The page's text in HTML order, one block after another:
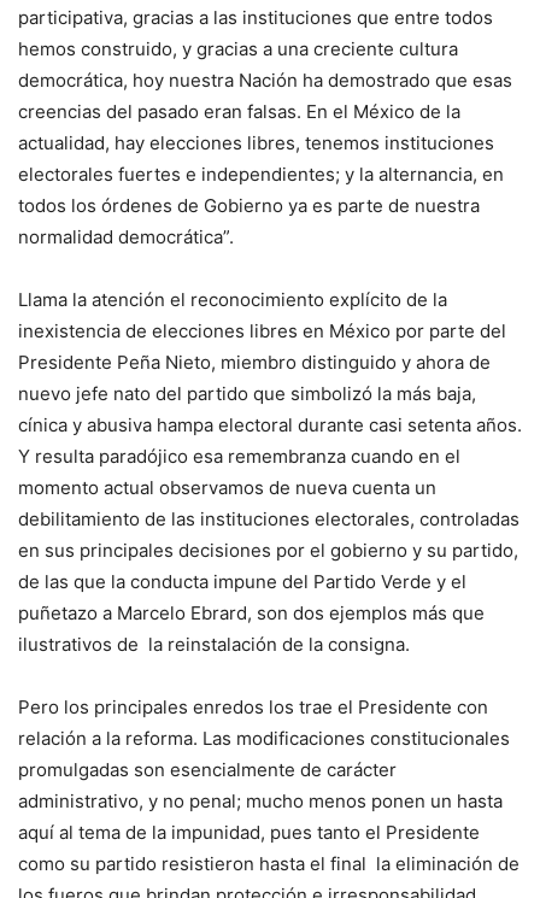
participativa, gracias a las instituciones que entre todos
hemos construido, y gracias a una creciente cultura
democrática, hoy nuestra Nación ha demostrado que esas
creencias del pasado eran falsas. En el México de la
actualidad, hay elecciones libres, tenemos instituciones
electorales fuertes e independientes; y la alternancia, en
todos los órdenes de Gobierno ya es parte de nuestra
normalidad democrática”.
Llama la atención el reconocimiento explícito de la
inexistencia de elecciones libres en México por parte del
Presidente Peña Nieto, miembro distinguido y ahora de
nuevo jefe nato del partido que simbolizó la más baja,
cínica y abusiva hampa electoral durante casi setenta años.
Y resulta paradójico esa remembranza cuando en el
momento actual observamos de nueva cuenta un
debilitamiento de las instituciones electorales, controladas
en sus principales decisiones por el gobierno y su partido,
de las que la conducta impune del Partido Verde y el
puñetazo a Marcelo Ebrard, son dos ejemplos más que
ilustrativos de la reinstalación de la consigna.
Pero los principales enredos los trae el Presidente con
relación a la reforma. Las modificaciones constitucionales
promulgadas son esencialmente de carácter
administrativo, y no penal; mucho menos ponen un hasta
aquí al tema de la impunidad, pues tanto el Presidente
como su partido resistieron hasta el final la eliminación de